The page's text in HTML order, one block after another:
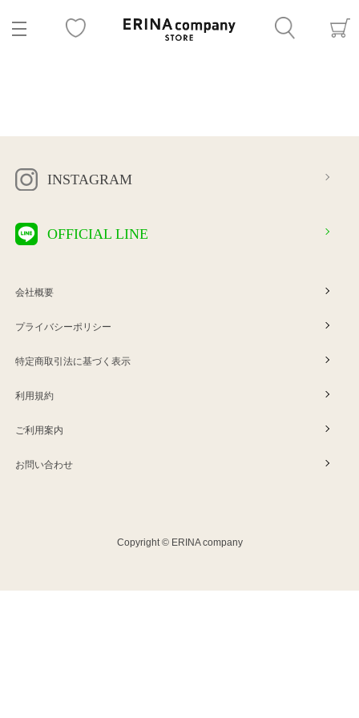
INSTAGRAM
OFFICIAL LINE
会社概要
プライバシーポリシー
特定商取引法に基づく表示
利用規約
ご利用案内
お問い合わせ
Copyright © ERINA company